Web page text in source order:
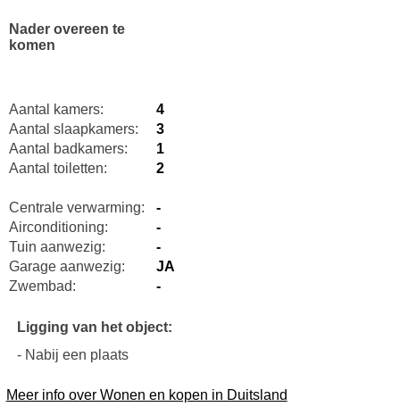
Nader overeen te
komen
Aantal kamers:
4
Aantal slaapkamers:
3
Aantal badkamers:
1
Aantal toiletten:
2
Centrale verwarming:
-
Airconditioning:
-
Tuin aanwezig:
-
Garage aanwezig:
JA
Zwembad:
-
Ligging van het object:
- Nabij een plaats
Meer info over Wonen en kopen in Duitsland